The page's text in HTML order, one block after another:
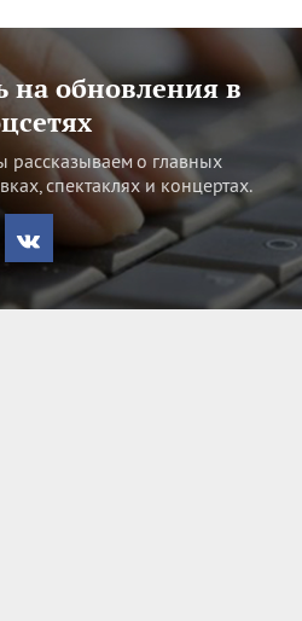
обновления в
о главных
спектаклях и концертах.